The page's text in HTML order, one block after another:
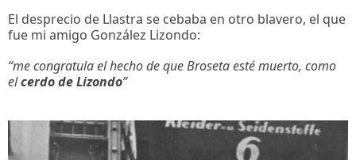
El desprecio de Llastra se cebaba en otro blavero, el que
fue mi amigo González Lizondo:
“me congratula el hecho de que Broseta esté muerto, como
elcerdo de Lizondo”